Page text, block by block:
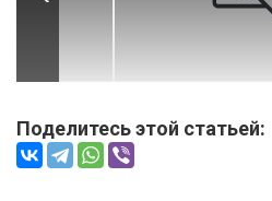
Поделитесь этой статьей: